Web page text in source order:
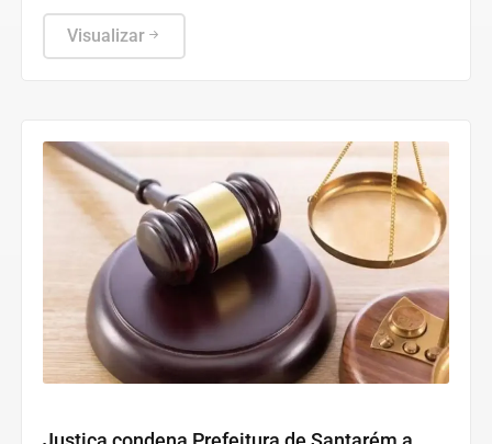
mas ainda não há confirmação oficial
Visualizar